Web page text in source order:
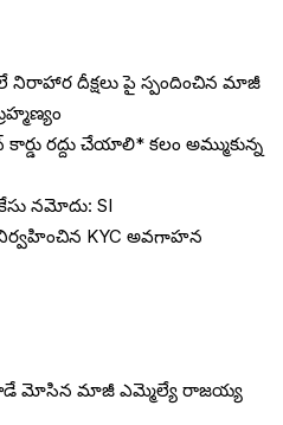
దీక్షలు పై స్పందించిన మాజీ
రద్దు చేయాలి* కలం అమ్ముకున్న
నమోదు: SI
నిర్వహించిన KYC అవగాహన
మోసిన మాజీ ఎమ్మెల్యే రాజయ్య